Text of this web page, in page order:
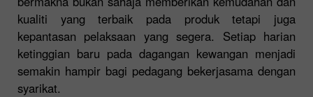
kualiti yang terbaik pada produk tetapi juga
kepantasan pelaksaan yang segera. Setiap harian
ketinggian baru pada dagangan kewangan menjadi
semakin hampir bagi pedagang bekerjasama dengan
syarikat.